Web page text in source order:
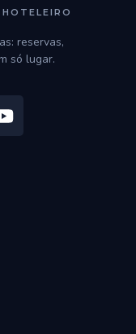
reservas,
só lugar.